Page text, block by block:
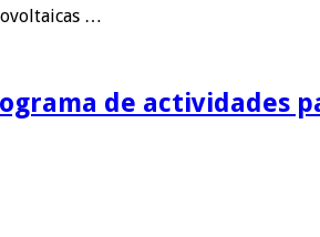
…
de actividades